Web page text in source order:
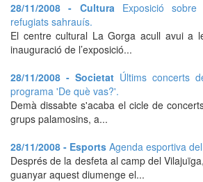
28/11/2008 - Cultura Exposició
refugiats sahrauís.
El centre cultural La Gorga acull avui a
inauguració de l’exposició...
28/11/2008 - Societat Últims concerts
programa 'De què vas?'.
Demà dissabte s'acaba el cicle de
grups palamosins, a...
28/11/2008 - Esports Agenda esportiva
Després de la desfeta al camp del
guanyar aquest diumenge el...